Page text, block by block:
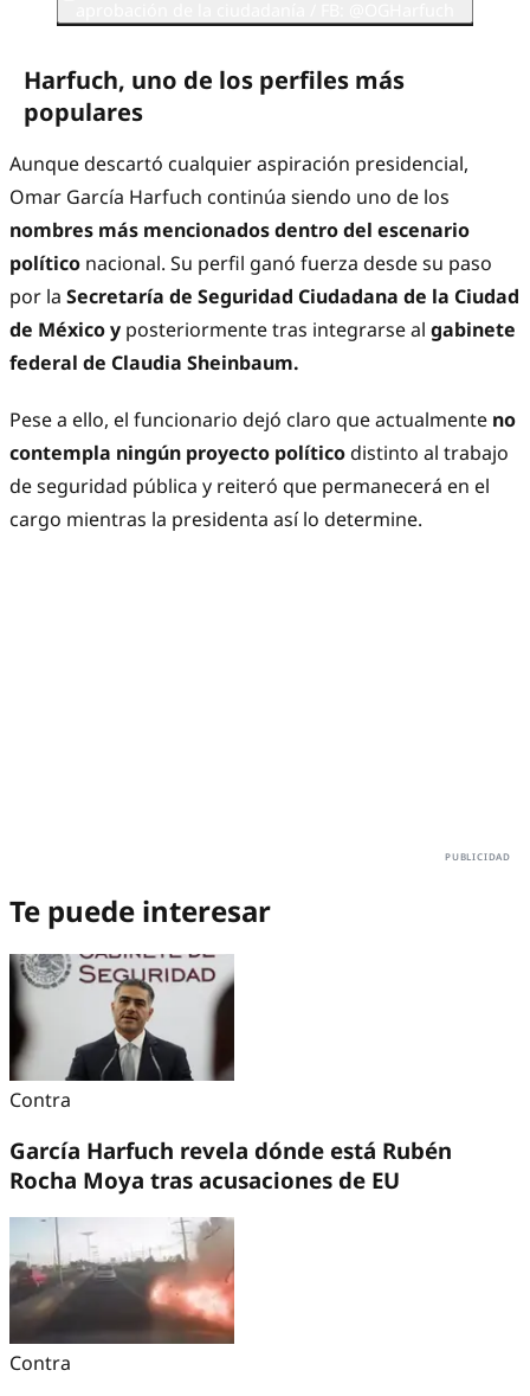
Harfuch, uno de los perfiles más
populares
Aunque descartó cualquier aspiración presidencial,
Omar García Harfuch continúa siendo uno de los
nombres más mencionados dentro del escenario
político nacional. Su perfil ganó fuerza desde su paso
por la Secretaría de Seguridad Ciudadana de la Ciudad
de México y posteriormente tras integrarse al gabinete
federal de Claudia Sheinbaum.
Pese a ello, el funcionario dejó claro que actualmente no
contempla ningún proyecto políticodistinto al trabajo
de seguridad pública y reiteró que permanecerá en el
cargo mientras la presidenta así lo determine.
Te puede interesar
Contra
García Harfuch revela dónde está Rubén
Rocha Moya tras acusaciones de EU
Contra